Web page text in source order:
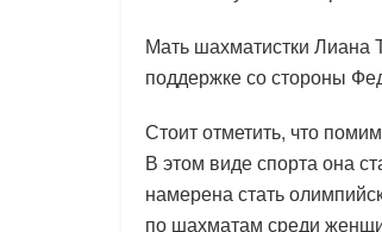
Мать шахматистки Лиана
поддержке со стороны
Стоит отметить, что
В этом виде спорта она
намерена стать
по шахматам среди